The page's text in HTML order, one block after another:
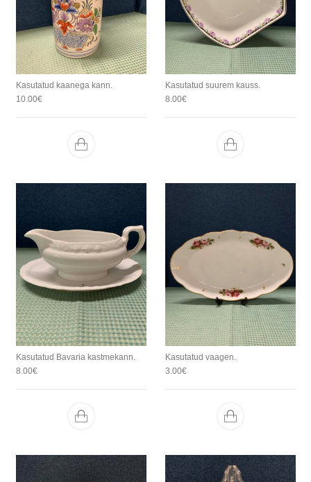
Kasutatud kaanega kann.
10.00€
Kasutatud suurem kauss.
8.00€
Kasutatud Bavaria kastmekann.
8.00€
Kasutatud vaagen.
3.00€